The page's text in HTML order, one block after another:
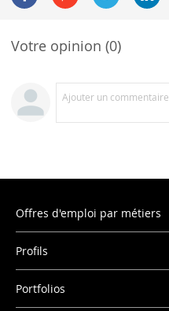
Votre opinion (0)
Ajouter un commentaire
Offres d'emploi par métiers
Profils
Portfolios